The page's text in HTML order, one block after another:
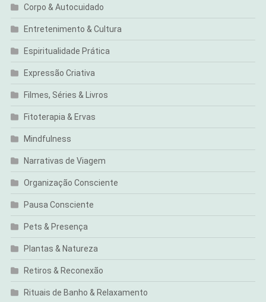
Corpo & Autocuidado
Entretenimento & Cultura
Espiritualidade Prática
Expressão Criativa
Filmes, Séries & Livros
Fitoterapia & Ervas
Mindfulness
Narrativas de Viagem
Organização Consciente
Pausa Consciente
Pets & Presença
Plantas & Natureza
Retiros & Reconexão
Rituais de Banho & Relaxamento